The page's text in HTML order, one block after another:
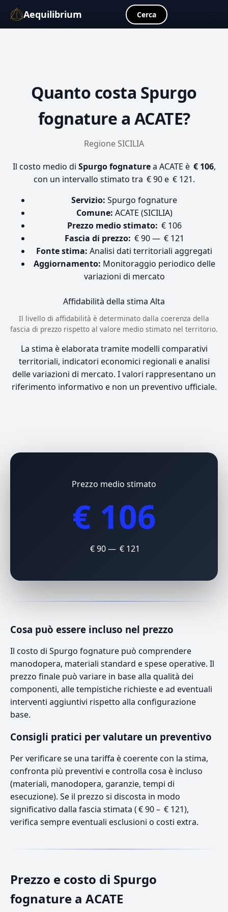
Aequilibrium Cerca
Quanto costa Spurgo
fognature a ACATE?
Regione SICILIA
Il costo medio di Spurgo fognaturea ACATE è € 106,
con un intervallo stimato tra € 90 e € 121.
Servizio: Spurgo fognature
Comune: ACATE (SICILIA)
Prezzo medio stimato: € 106
Fascia di prezzo: € 90 — € 121
Fonte stima: Analisi dati territoriali aggregati
Aggiornamento: Monitoraggio periodico delle
variazioni di mercato
Affidabilità della stima Alta
Il livello di affidabilità è determinato dalla coerenza della
fascia di prezzo rispetto al valore medio stimato nel territorio.
La stima è elaborata tramite modelli comparativi
territoriali, indicatori economici regionali e analisi
delle variazioni di mercato. I valori rappresentano un
riferimento informativo e non un preventivo ufficiale.
Prezzo medio stimato
€ 106
€ 90 — € 121
Cosa può essere incluso nel prezzo
Il costo di Spurgo fognature può comprendere
manodopera, materiali standard e spese operative. Il
prezzo finale può variare in base alla qualità dei
componenti, alle tempistiche richieste e ad eventuali
interventi aggiuntivi rispetto alla configurazione
base.
Consigli pratici per valutare un preventivo
Per verificare se una tariffa è coerente con la stima,
confronta più preventivi e controlla cosa è incluso
(materiali, manodopera, garanzie, tempi di
esecuzione). Se il prezzo si discosta in modo
significativo dalla fascia stimata ( € 90 – € 121),
verifica sempre eventuali esclusioni o costi extra.
Prezzo e costo di Spurgo
fognature a ACATE